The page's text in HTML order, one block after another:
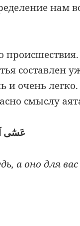
нам
происшествия.
составлен
и очень легко.
смыслу
عَسٰٓى
а оно для вас